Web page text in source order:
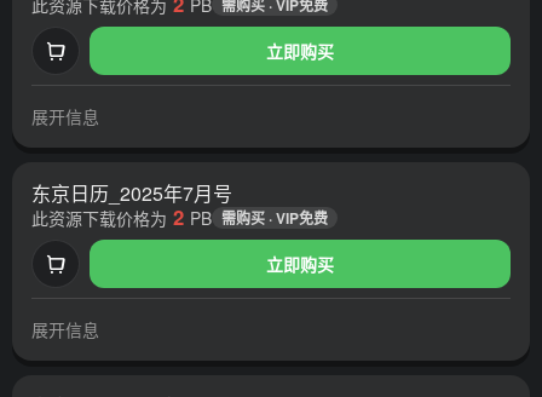
立即购买
此资源下载价格为 PB 需购买 · VIP免费
展开信息
东京日历_2025年7月号
立即购买
此资源下载价格为 2 PB 需购买 · VIP免费
展开信息